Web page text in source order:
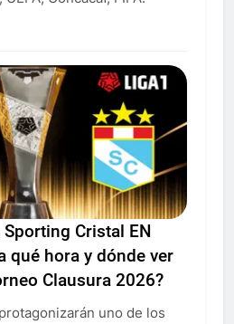
Cristal EN
qué hora y dónde ver
Clausura 2026?
uno de los